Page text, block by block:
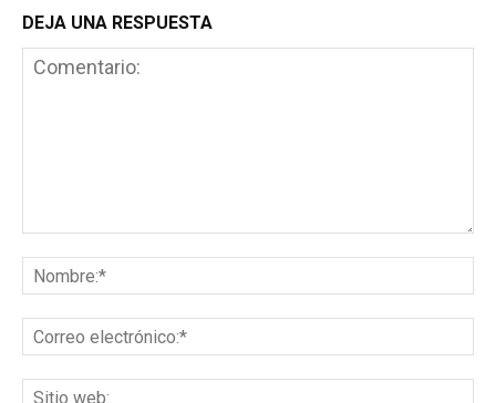
DEJA UNA RESPUESTA